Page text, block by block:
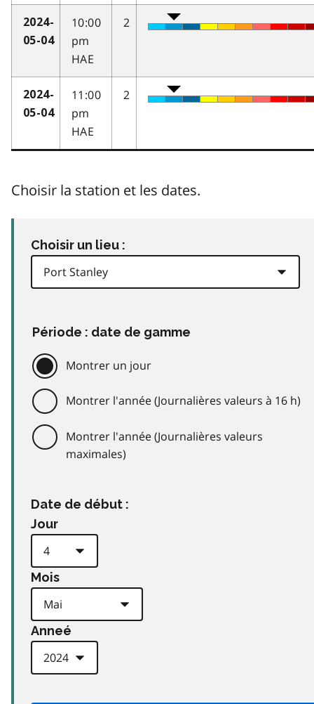
2024-
05-04
10:00
pm
HAE
2
2024-
05-04
11:00
pm
HAE
2
Choisir la station et les dates.
Choisir un lieu :
Période : date de gamme
Montrer un jour
Montrer l'année (Journalières valeurs à 16 h)
Montrer l'année (Journalières valeurs
maximales)
Date de début :
Jour
Mois
Anneé